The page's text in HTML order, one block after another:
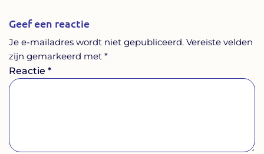
Geef een reactie
Je e-mailadres wordt niet gepubliceerd. Vereiste velden
zijn gemarkeerd met *
Reactie *